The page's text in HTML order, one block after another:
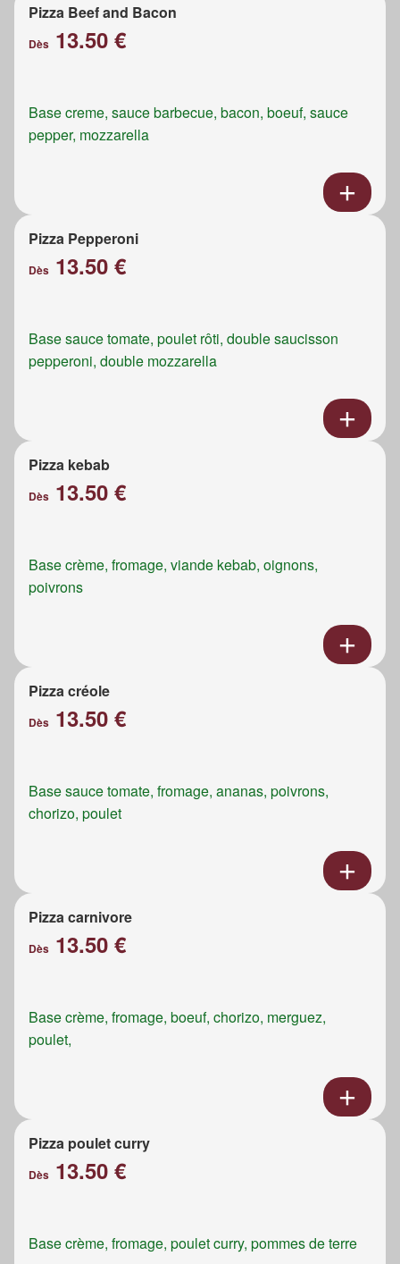
Pizza Beef and Bacon
Dès 13.50 €
Base creme, sauce barbecue, bacon, boeuf, sauce
pepper, mozzarella
Pizza Pepperoni
Dès 13.50 €
Base sauce tomate, poulet rôti, double saucisson
pepperoni, double mozzarella
Pizza kebab
Dès 13.50 €
Base crème, fromage, viande kebab, oignons,
poivrons
Pizza créole
Dès 13.50 €
Base sauce tomate, fromage, ananas, poivrons,
chorizo, poulet
Pizza carnivore
Dès 13.50 €
Base crème, fromage, boeuf, chorizo, merguez,
poulet,
Pizza poulet curry
Dès 13.50 €
Base crème, fromage, poulet curry, pommes de terre